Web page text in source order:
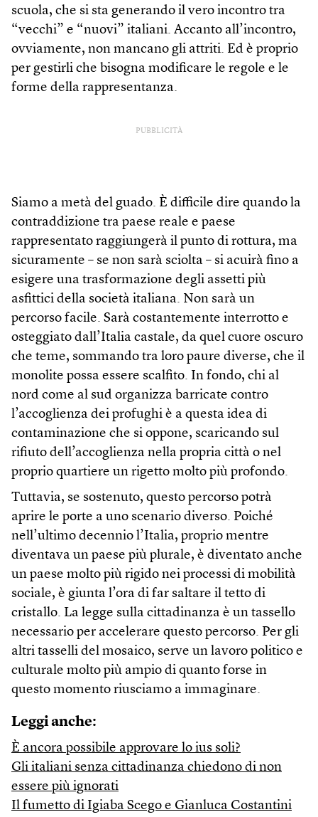
scuola, che si sta generando il vero incontro tra
“vecchi” e “nuovi” italiani. Accanto all’incontro,
ovviamente, non mancano gli attriti. Ed è proprio
per gestirli che bisogna modificare le regole e le
forme della rappresentanza.
PUBBLICITÀ
Siamo a metà del guado. È difficile dire quando la
contraddizione tra paese reale e paese
rappresentato raggiungerà il punto di rottura, ma
sicuramente – se non sarà sciolta – si acuirà fino a
esigere una trasformazione degli assetti più
asfittici della società italiana. Non sarà un
percorso facile. Sarà costantemente interrotto e
osteggiato dall’Italia castale, da quel cuore oscuro
che teme, sommando tra loro paure diverse, che il
monolite possa essere scalfito. In fondo, chi al
nord come al sud organizza barricate contro
l’accoglienza dei profughi è a questa idea di
contaminazione che si oppone, scaricando sul
rifiuto dell’accoglienza nella propria città o nel
proprio quartiere un rigetto molto più profondo.
Tuttavia, se sostenuto, questo percorso potrà
aprire le porte a uno scenario diverso. Poiché
nell’ultimo decennio l’Italia, proprio mentre
diventava un paese più plurale, è diventato anche
un paese molto più rigido nei processi di mobilità
sociale, è giunta l’ora di far saltare il tetto di
cristallo. La legge sulla cittadinanza è un tassello
necessario per accelerare questo percorso. Per gli
altri tasselli del mosaico, serve un lavoro politico e
culturale molto più ampio di quanto forse in
questo momento riusciamo a immaginare.
Leggi anche:
È ancora possibile approvare lo ius soli?
Gli italiani senza cittadinanza chiedono di non
essere più ignorati
Il fumetto di Igiaba Scego e Gianluca Costantini